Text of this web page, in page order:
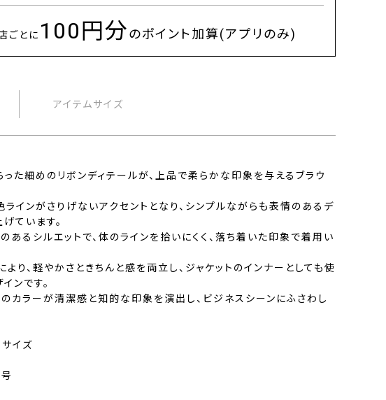
ごとに 100円分のポイント加算(アプリのみ)
アイテムサイズ
った細めのリボンディテールが、上品で柔らかな印象を与えるブラウ
ラインがさりげないアクセントとなり、シンプルながらも表情のあるデ
ています。
あるシルエットで、体のラインを拾いにくく、落ち着いた印象で着用い
り、軽やかさときちんと感を両立し、ジャケットのインナーとしても使
ンです。
のカラーが清潔感と知的な印象を演出し、ビジネスシーンにふさわし
イズ